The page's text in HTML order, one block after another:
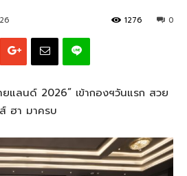
0
1276
แลนด์ 2026” เข้ากองฯวันแรก สวย
ฮา มาครบ